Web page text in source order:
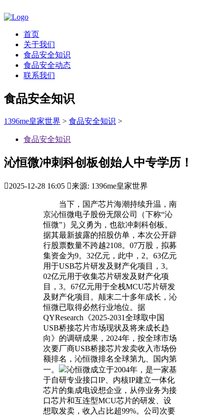
首页
关于我们
食品安全知识
食品安全动态
联系我们
食品安全知识
1396me皇家世界 > 食品安全知识 >
食品安全知识
沁恒微冲刺科创板创始人中专学历！
2025-12-28 16:05 来源: 1396me皇家世界
当下，国产芯片海潮持续升温，南
京沁恒微电子股份无限公司（下称“沁
恒微”）见义勇为，也欲冲刺科创板。
据其最新披露的招股仿单，本次公开辟
行股票数量不跨越2108。07万股，拟募
集资金为9。32亿元，此中，2。63亿元
用于USB芯片研发及财产化项目，3。
02亿元用于收集芯片研发及财产化项
目，3。67亿元用于全栈MCU芯片研发
及财产化项目。颠末二十多年成长，沁
恒微已取得必然行业地位。据
QYResearch《2025-2031全球取中国
USB桥接芯片市场现状及将来成长趋
向》的调研成果，2024年，按全球市场
次要厂商USB桥接芯片发卖收入市场份
额排名，沁恒微排名全球第九、国内第
一。
沁恒微成立于2004年，是一家基
于自研专业接口IP、内核IP建立一体化
芯片的集成电设想企业，从停业务为接
口芯片和互连型MCU芯片的研发、设
想取发卖，收入占比超99%。公司次要